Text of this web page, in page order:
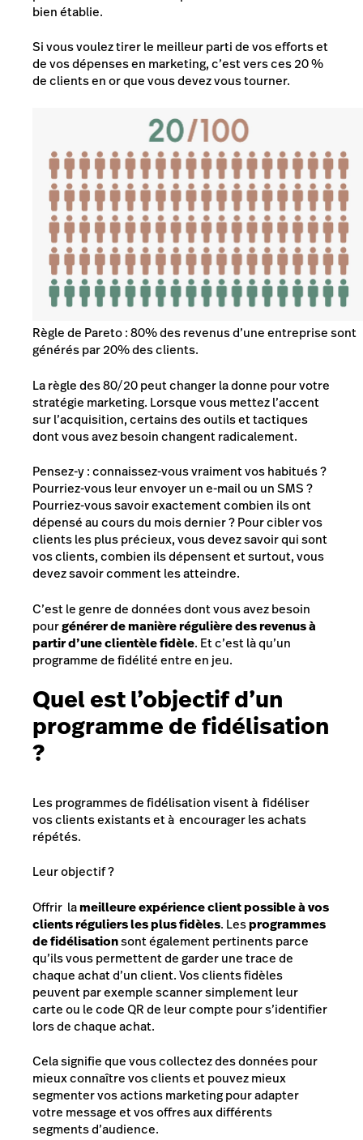
bien établie.
Si vous voulez tirer le meilleur parti de vos efforts et
de vos dépenses en marketing, c’est vers ces 20 %
de clients en or que vous devez vous tourner.
Règle de Pareto : 80% des revenus d’une entreprise sont
générés par 20% des clients.
La règle des 80/20 peut changer la donne pour votre
stratégie marketing. Lorsque vous mettez l’accent
sur l’acquisition, certains des outils et tactiques
dont vous avez besoin changent radicalement.
Pensez-y : connaissez-vous vraiment vos habitués ?
Pourriez-vous leur envoyer un e-mail ou un SMS ?
Pourriez-vous savoir exactement combien ils ont
dépensé au cours du mois dernier ? Pour cibler vos
clients les plus précieux, vous devez savoir qui sont
vos clients, combien ils dépensent et surtout, vous
devez savoir comment les atteindre.
C’est le genre de données dont vous avez besoin
pourgénérer de manière régulière des revenus à
partir d’une clientèle fidèle. Et c’est là qu’un
programme de fidélité entre en jeu.
Quel est l’objectif d’un
programme de fidélisation
?
Les programmes de fidélisation visent à fidéliser
vos clients existants et à encourager les achats
répétés.
Leur objectif ?
Offrir lameilleure expérience client possible à vos
clients réguliers les plus fidèles. Lesprogrammes
de fidélisationsont également pertinents parce
qu’ils vous permettent de garder une trace de
chaque achat d’un client. Vos clients fidèles
peuvent par exemple scanner simplement leur
carte ou le code QR de leur compte pour s’identifier
lors de chaque achat.
Cela signifie que vous collectez des données pour
mieux connaître vos clients et pouvez mieux
segmenter vos actions marketing pour adapter
votre message et vos offres aux différents
segments d’audience.